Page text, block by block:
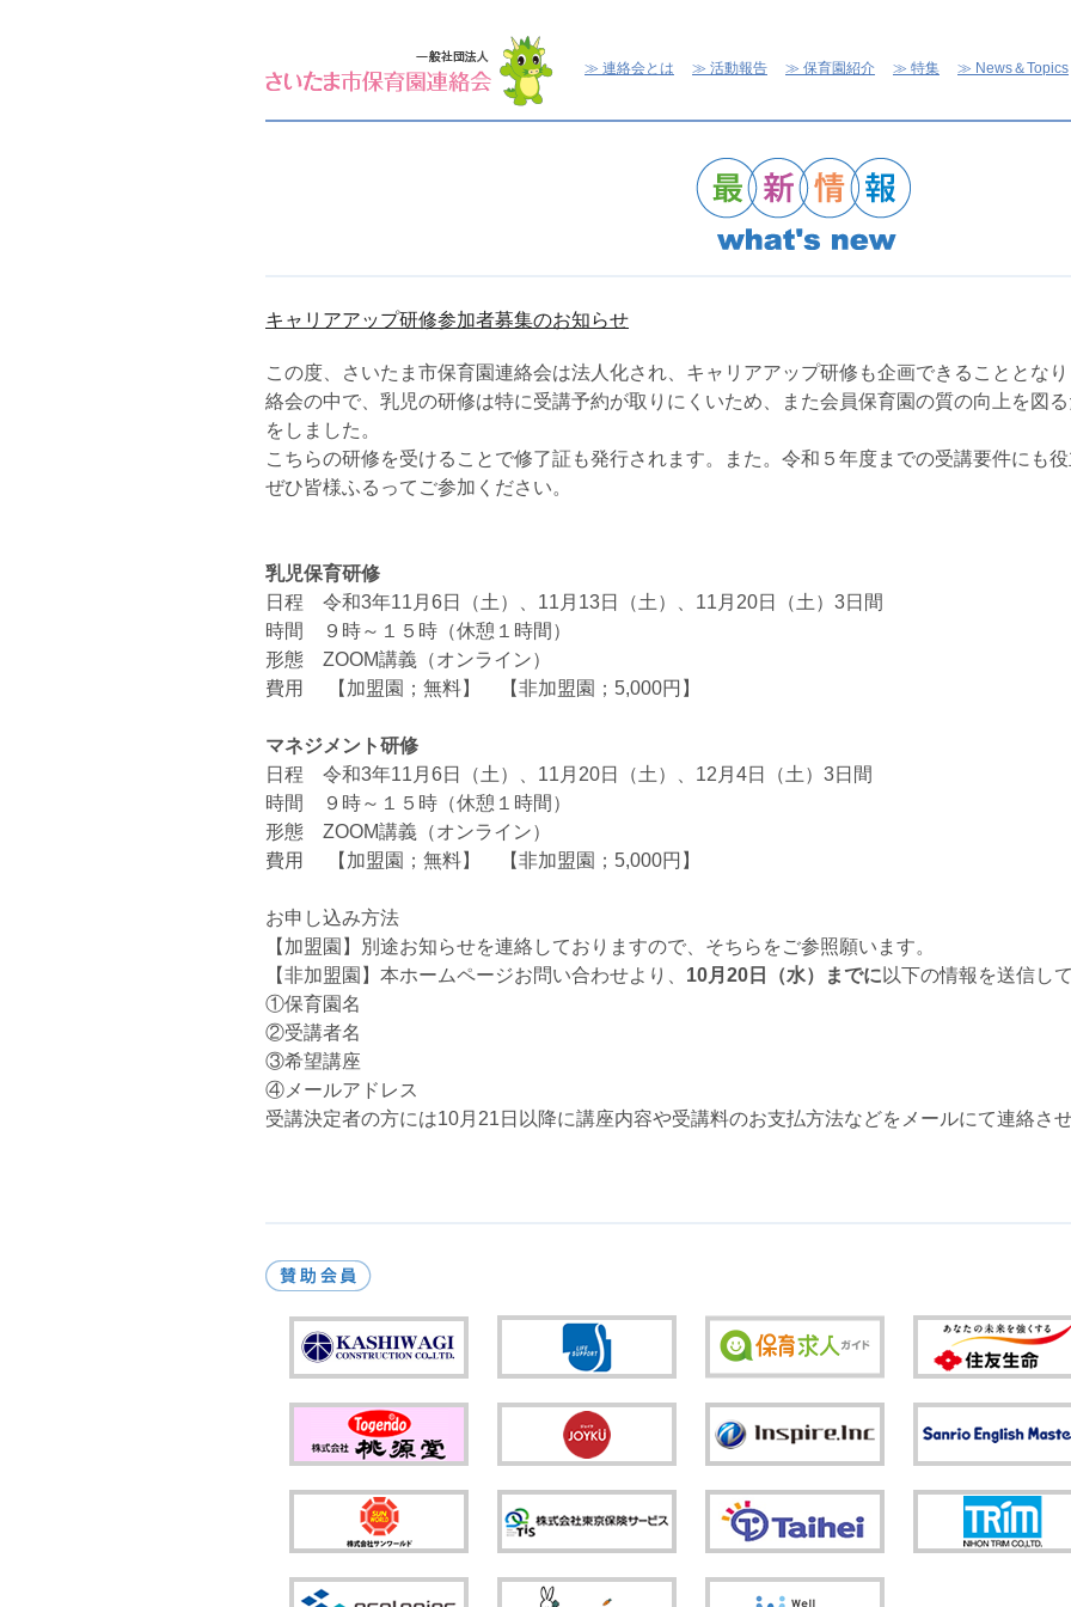
連絡会とは 活動報告 保育園紹介 特集 News＆Topics
キャリアアップ研修参加者募集のお知らせ
この度、さいたま市保育園連絡会は法人化され、キャリアアップ研修も企画できることとな
絡会の中で、乳児の研修は特に受講予約が取りにくいため、また会員保育園の質の向上を図
をしました。
こちらの研修を受けることで修了証も発行されます。また。令和５年度までの受講要件にも役
ぜひ皆様ふるってご参加ください。
乳児保育研修
日程 令和3年11月6日（土）、11月13日（土）、11月20日（土）3日間
時間 ９時～１５時（休憩１時間）
形態 ZOOM講義（オンライン）
費用 【加盟園；無料】 【非加盟園；5,000円】
マネジメント研修
日程 令和3年11月6日（土）、11月20日（土）、12月4日（土）3日間
時間 ９時～１５時（休憩１時間）
形態 ZOOM講義（オンライン）
費用 【加盟園；無料】 【非加盟園；5,000円】
お申し込み方法
【加盟園】別途お知らせを連絡しておりますので、そちらをご参照願います。
【非加盟園】本ホームページお問い合わせより、 10月20日（水）までに 以下の情報を送信し
①保育園名
②受講者名
③希望講座
④メールアドレス
受講決定者の方には10月21日以降に講座内容や受講料のお支払方法などをメールにて連絡さ